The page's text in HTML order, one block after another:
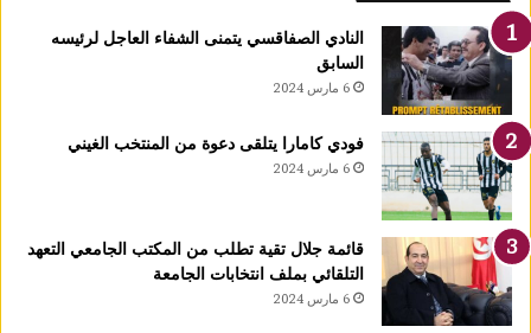
ا
و
ث
ا
إ
النادي الصفاقسي يتمنى الشفاء العاجل لرئيسه
السابق
6 مارس 2024
فودي كامارا يتلقى دعوة من المنتخب الغيني
6 مارس 2024
قائمة جلال تقية تطلب من المكتب الجامعي التعهد
التلقائي بملف انتخابات الجامعة
6 مارس 2024